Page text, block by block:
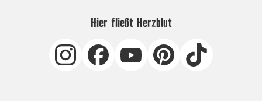
Hier fließt Herzblut